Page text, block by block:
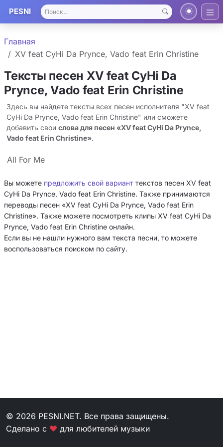
PESNI
Главная
XV feat CyHi Da Prynce, Vado feat Erin Christine
Тексты песен XV feat CyHi Da
Prynce, Vado feat Erin Christine
Здесь вы найдете тексты всех песен исполнителя "XV feat
CyHi Da Prynce, Vado feat Erin Christine" или сможете
добавить свои слова для песен «XV feat CyHi Da Prynce,
Vado feat Erin Christine».
All For Me
Вы можете предложить свой вариант текстов песен XV feat
CyHi Da Prynce, Vado feat Erin Christine. Также принимаются
переводы песен «XV feat CyHi Da Prynce, Vado feat Erin
Christine». Также можете посмотреть клипы XV feat CyHi Da
Prynce, Vado feat Erin Christine онлайн.
Если вы не нашли нужного вам текста песни, то можете
воспользоваться поиском по сайту.
© 2026 PESNI.NET. Все права защищены.
Сделано с ❤ для любителей музыки